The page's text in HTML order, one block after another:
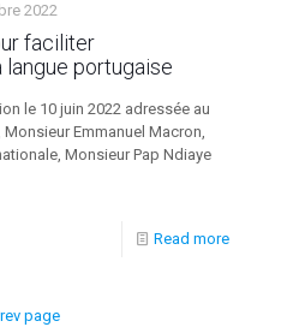
2022
faciliter
langue portugaise
le 10 juin 2022 adressée au
Emmanuel Macron,
Monsieur Pap Ndiaye
Read more
page